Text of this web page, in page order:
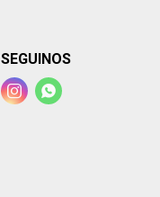
SEGUINOS
 